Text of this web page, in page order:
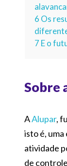
6 Os
7 E o
Sobre
AAlupar,
isto é,
atividade
de